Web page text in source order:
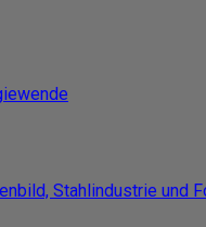
Stahlindustrie und